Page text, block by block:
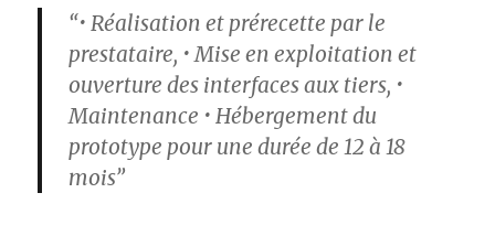
“• Réalisation et prérecette par le
prestataire, • Mise en exploitation et
ouverture des interfaces aux tiers, •
Maintenance • Hébergement du
prototype pour une durée de 12 à 18
mois”